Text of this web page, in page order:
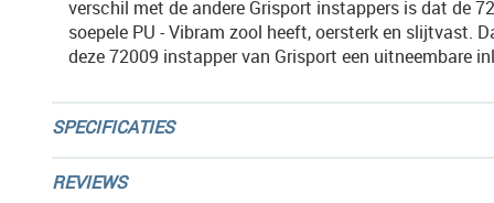
verschil met de andere Grisport instappers is dat de
soepele PU - Vibram zool heeft, oersterk en slijtvast.
deze 72009 instapper van Grisport een uitneembare
SPECIFICATIES
REVIEWS